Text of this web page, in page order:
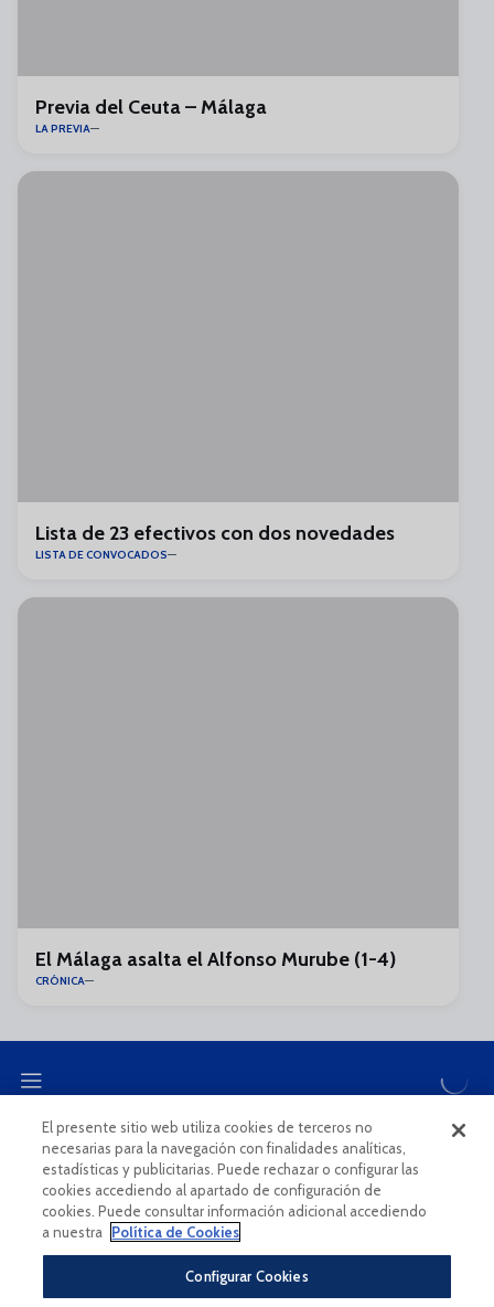
Previa del Ceuta – Málaga
LA PREVIA
Lista de 23 efectivos con dos novedades
LISTA DE CONVOCADOS
El Málaga asalta el Alfonso Murube (1-4)
CRÓNICA
CANAL ÉTICO
El presente sitio web utiliza cookies de terceros no
necesarias para la navegación con finalidades analíticas,
estadísticas y publicitarias. Puede rechazar o configurar las
cookies accediendo al apartado de configuración de
cookies. Puede consultar información adicional accediendo
a nuestra
Política de Cookies
Configurar Cookies